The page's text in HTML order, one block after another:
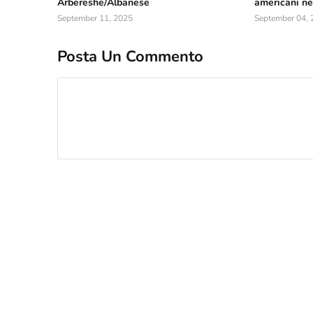
September 11, 2025 September 04,
Posta Un Commento